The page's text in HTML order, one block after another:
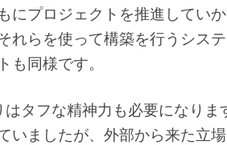
にプロジェクトを推進してい
れらを使って構築を行うシス
も同様です。
はタフな精神力も必要になり
いましたが、外部から来た立